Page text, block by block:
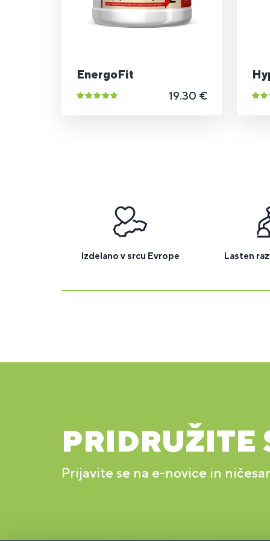
EnergoFit
19.30 €
Izdelano v srcu Evrope Lasten
PRIDRUŽITE
Prijavite se na e-novice in